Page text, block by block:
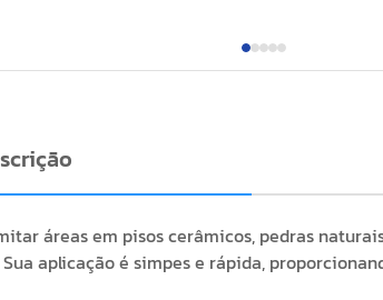
áreas em pisos cerâmicos, pedras
aplicação é simpes e rápida,